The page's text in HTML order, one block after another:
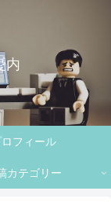
内
ロフィール
カテゴリー